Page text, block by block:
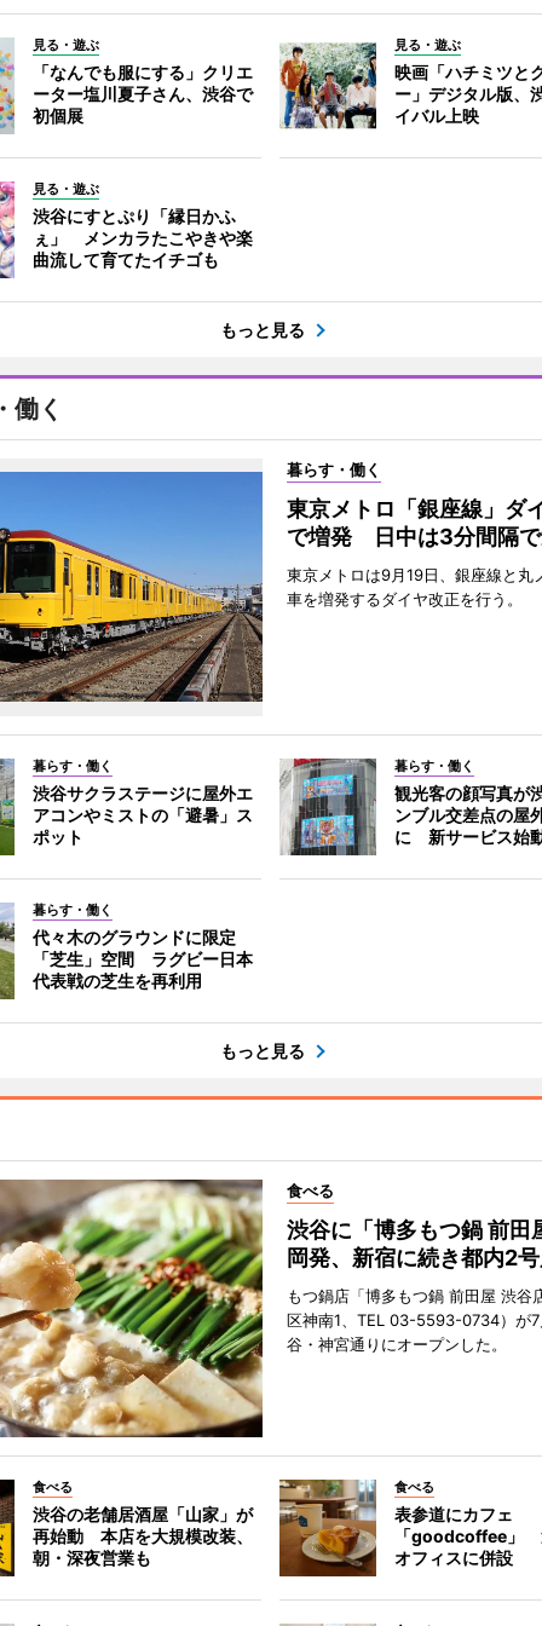
見る・遊ぶ
「なんでも服にする」クリエ
ーター塩川夏子さん、渋谷で
初個展
見る・遊ぶ
映画「ハチミツと
ー」デジタル版、
イバル上映
見る・遊ぶ
渋谷にすとぷり「縁日かふ
ぇ」 メンカラたこやきや楽
曲流して育てたイチゴも
もっと見る
働く
暮らす・働く
東京メトロ「銀座線」ダ
で増発 日中は3分間隔
東京メトロは9月19日、銀座線と丸
車を増発するダイヤ改正を行う。
暮らす・働く
渋谷サクラステージに屋外エ
アコンやミストの「避暑」ス
ポット
暮らす・働く
観光客の顔写真が
ンブル交差点の屋
に 新サービス始
暮らす・働く
代々木のグラウンドに限定
「芝生」空間 ラグビー日本
代表戦の芝生を再利用
もっと見る
食べる
渋谷に「博多もつ鍋 前
岡発、新宿に続き都内2
もつ鍋店「博多もつ鍋 前田屋 渋谷
区神南1、TEL 03-5593-0734）が7
谷・神宮通りにオープンした。
食べる
渋谷の老舗居酒屋「山家」が
再始動 本店を大規模改装、
朝・深夜営業も
食べる
表参道にカフェ
「goodcoffee」
オフィスに併設